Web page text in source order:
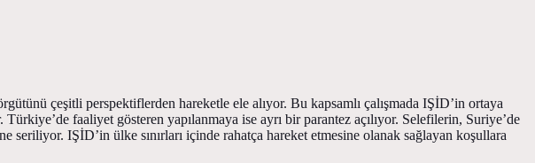
çeşitli perspektiflerden hareketle ele alıyor. Bu kapsamlı çalışmada IŞİD’in ortaya
Türkiye’de faaliyet gösteren yapılanmaya ise ayrı bir parantez açılıyor. Selefilerin, Suriye’de
seriliyor. IŞİD’in ülke sınırları içinde rahatça hareket etmesine olanak sağlayan koşullara